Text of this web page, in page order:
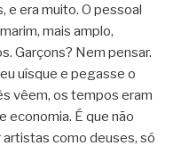
e era muito. O pessoal
mais amplo,
Garçons? Nem pensar.
uísque e pegasse o
vêem, os tempos eram
economia. É que não
como deuses, só